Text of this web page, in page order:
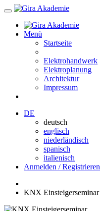
Menü
Startseite
Elektrohandwerk
Elektroplanung
Architektur
Impressum
DE
deutsch
englisch
niederländisch
spanisch
italienisch
Anmelden / Registrieren
KNX Einsteigerseminar